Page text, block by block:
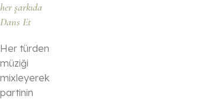
her şarkıda
Dans Et
Her türden
müziği
mixleyerek
partinin